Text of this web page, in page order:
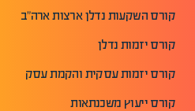
קורס השקעות נדלן ארצות ארה"ב
קורס יזמות נדלן
קורס יזמות עסקית והקמת עסק
קורס ייעוץ משכנתאות